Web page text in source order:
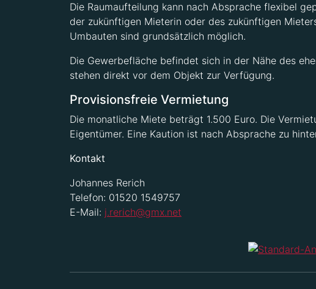
Die Raumaufteilung kann nach Absprache flexibel
der zukünftigen Mieterin oder des zukünftigen
Umbauten sind grundsätzlich möglich.
Die Gewerbefläche befindet sich in der Nähe des
stehen direkt vor dem Objekt zur Verfügung.
Provisionsfreie Vermietung
Die monatliche Miete beträgt 1.500 Euro. Die
Eigentümer. Eine Kaution ist nach Absprache zu
Kontakt
Johannes Rerich
Telefon: 01520 1549757
E-Mail: j.rerich@gmx.net